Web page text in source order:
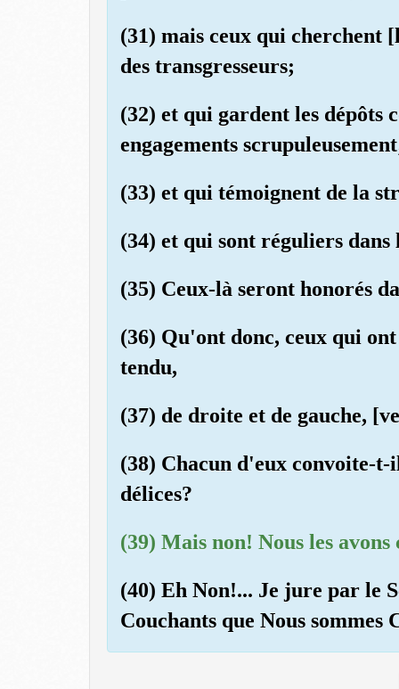
(31) mais ceux qui cherchent
des transgresseurs;
(32) et qui gardent les dépôts
engagements
(33) et qui témoignent de la
(34) et qui sont réguliers dans
(35) Ceux-là seront honorés
(36) Qu'ont donc, ceux qui
tendu,
(37) de droite et de gauche,
(38) Chacun d'eux convoite-
délices?
(39) Mais non! Nous les
(40) Eh Non!... Je jure par le
Couchants que Nous sommes